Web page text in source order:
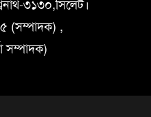
৩১৩০,সিলেট।
(সম্পাদক) ,
সম্পাদক)